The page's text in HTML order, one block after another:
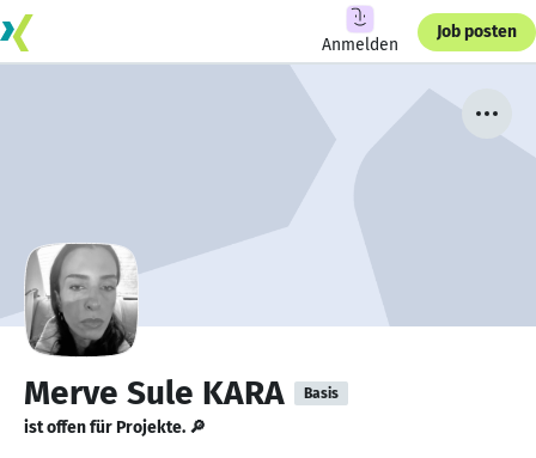
Anmelden
Job posten
Merve Sule KARA Basis
ist offen für Projekte. 🔎